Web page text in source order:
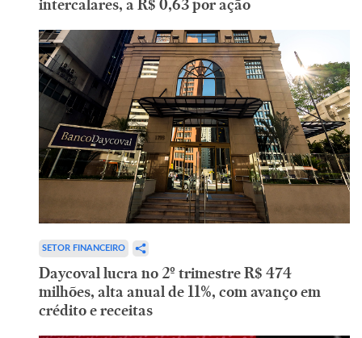
intercalares, a R$ 0,63 por ação
SETOR FINANCEIRO
Daycoval lucra no 2º trimestre R$ 474
milhões, alta anual de 11%, com avanço em
crédito e receitas